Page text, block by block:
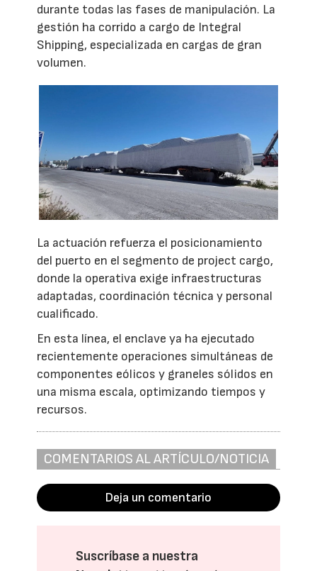
durante todas las fases de manipulación. La
gestión ha corrido a cargo de Integral
Shipping, especializada en cargas de gran
volumen.
La actuación refuerza el posicionamiento
del puerto en el segmento de project cargo,
donde la operativa exige infraestructuras
adaptadas, coordinación técnica y personal
cualificado.
En esta línea, el enclave ya ha ejecutado
recientemente operaciones simultáneas de
componentes eólicos y graneles sólidos en
una misma escala, optimizando tiempos y
recursos.
COMENTARIOS AL ARTÍCULO/NOTICIA
Deja un comentario
Suscríbase a nuestra